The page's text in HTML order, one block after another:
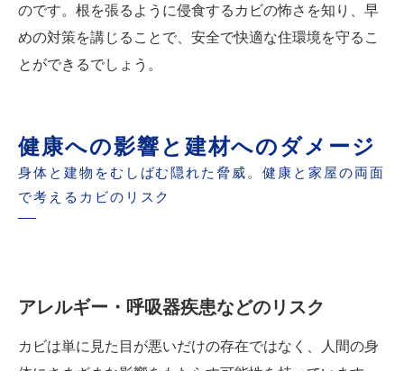
のです。根を張るように侵食するカビの怖さを知り、早
めの対策を講じることで、安全で快適な住環境を守るこ
とができるでしょう。
健康への影響と建材へのダメージ
身体と建物をむしばむ隠れた脅威。健康と家屋の両面
で考えるカビのリスク
アレルギー・呼吸器疾患などのリスク
カビは単に見た目が悪いだけの存在ではなく、人間の身